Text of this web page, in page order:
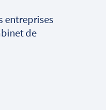
entreprises
de